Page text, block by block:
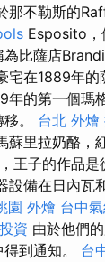
那不勒斯的
Esposito，
比薩店Brandi
宅在1889年的
年的第一個瑪
。 台北 外燴
蘇里拉奶酪，
王子的作品是
設備在日內瓦
園 外燴 台中
資 由於他們
到通知。 台